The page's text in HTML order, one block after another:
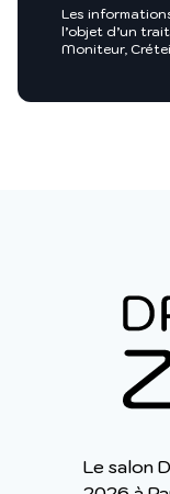
Les
l’objet d’un
Moniteur,
Groupe
Le salon